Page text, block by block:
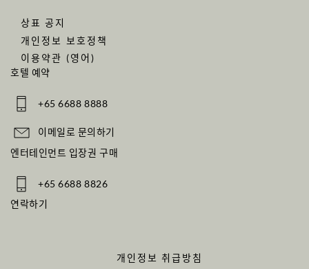
상표 공지
개인정보 보호정책
이용약관 (영어)
호텔 예약
+65 6688 8888
이메일로 문의하기
엔터테인먼트 입장권 구매
+65 6688 8826
연락하기
개인정보 취급방침